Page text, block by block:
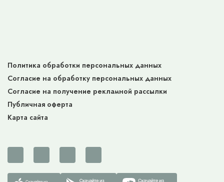
Политика обработки персональных данных
Согласие на обработку персональных данных
Согласие на получение рекламной рассылки
Публичная оферта
Карта сайта